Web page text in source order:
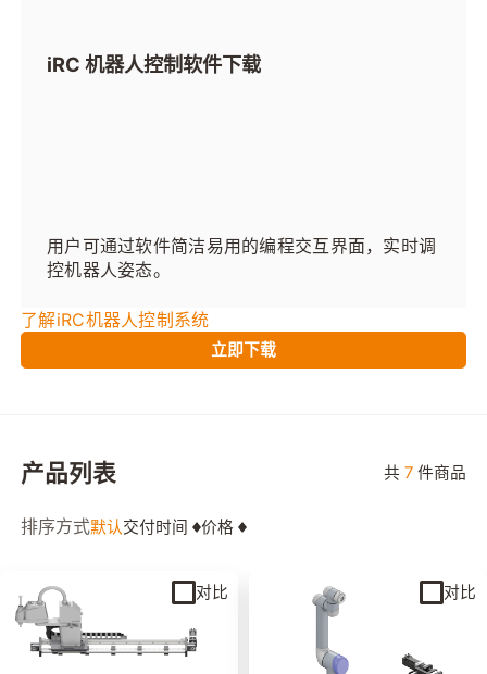
iRC 机器人控制软件下载
用户可通过软件简洁易用的编程交互界面，实时调
控机器人姿态。
了解iRC机器人控制系统
立即下载
产品列表 共 7件商品
排序方式默认交付时间 价格
对比 对比